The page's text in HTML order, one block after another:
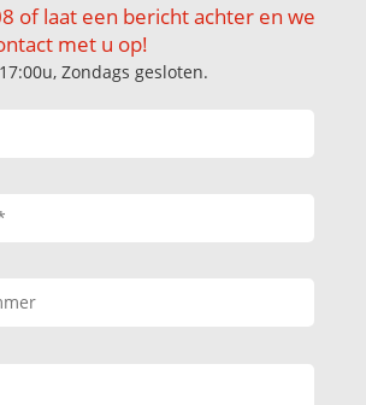
of laat een bericht achter en we
met u op!
Zondags gesloten.